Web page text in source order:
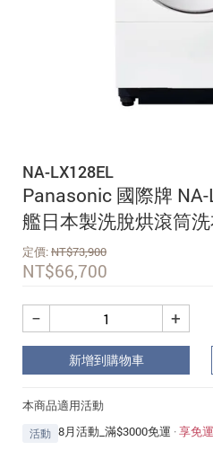
NA-LX128EL
Panasonic 國際牌
艦日本製洗脫烘滾筒
定價:NT$73,900
NT$66,700
+
−
新增到購物車
本商品適用活動
活動 8月活動_滿$3000免運 ·享免
加入 JARVIS VIP